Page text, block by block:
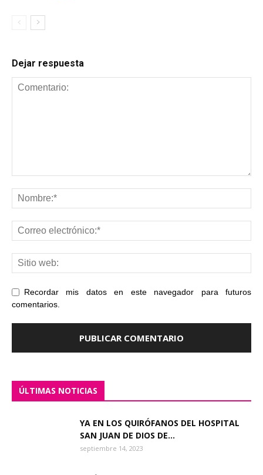
Dejar respuesta
Recordar mis datos en este navegador para futuros
comentarios.
ÚLTIMAS NOTICIAS
YA EN LOS QUIRÓFANOS DEL HOSPITAL
SAN JUAN DE DIOS DE...
septiembre 14, 2023